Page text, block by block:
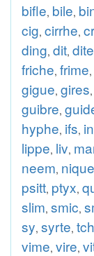
bifle, bile,
cig, cirrhe,
ding, dit, dite
friche, frime,
gigue, gires,
guibre,
hyphe, ifs,
lippe, liv,
neem, nique
psitt, ptyx,
slim, smic,
sy, syrte,
vime, vire,